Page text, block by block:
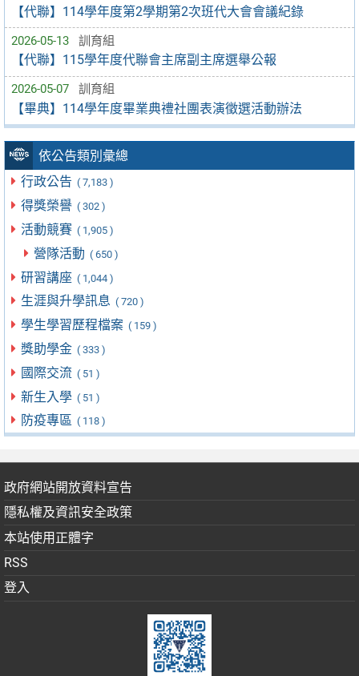
【代聯】114學年度第2學期第2次班代大會會議紀錄
2026-05-13 訓育組
【代聯】115學年度代聯會主席副主席選舉公報
2026-05-07 訓育組
【畢典】114學年度畢業典禮社團表演徵選活動辦法
依公告類別彙總
行政公告 ( 7,183 )
得獎榮譽 ( 302 )
活動競賽 ( 1,905 )
營隊活動 ( 650 )
研習講座 ( 1,044 )
生涯與升學訊息 ( 720 )
學生學習歷程檔案 ( 159 )
獎助學金 ( 333 )
國際交流 ( 51 )
新生入學 ( 51 )
防疫專區 ( 118 )
政府網站開放資料宣告
隱私權及資訊安全政策
本站使用正體字
RSS
登入